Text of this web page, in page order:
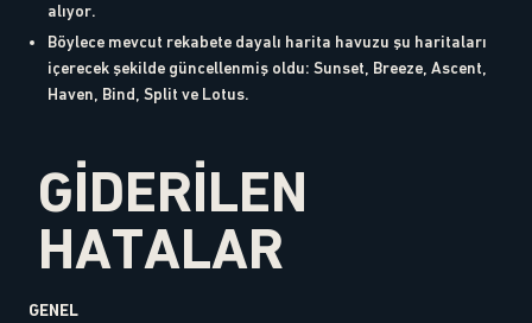
alıyor.
Böylece mevcut rekabete dayalı harita havuzu şu haritaları
içerecek şekilde güncellenmiş oldu: Sunset, Breeze, Ascent,
Haven, Bind, Split ve Lotus.
GİDERİLEN
HATALAR
GENEL